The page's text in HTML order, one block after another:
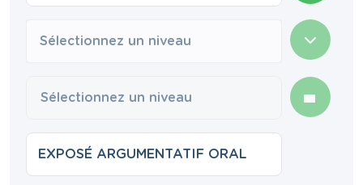
Sélectionnez un niveau